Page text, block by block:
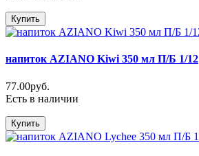
Купить
напиток AZIANO Kiwi 350 мл П/Б 1/12
77.00руб.
Есть в наличии
Купить